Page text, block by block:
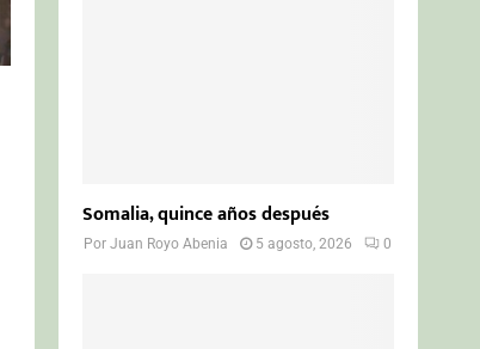
Somalia, quince años después
PorJuan Royo Abenia 5 agosto, 2026 0